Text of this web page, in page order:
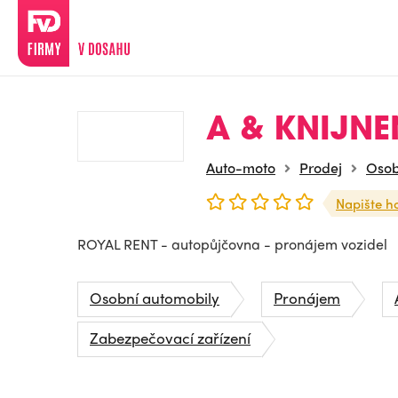
A &
Auto-moto Prodej
Napište
ROYAL RENT - autopůjčovna - pronájem vozidel
Osobní automobily Pronájem
Zabezpečovací zařízení